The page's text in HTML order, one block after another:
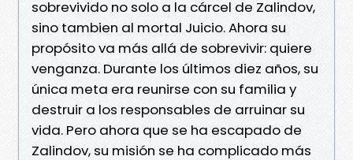
sobrevivido no solo a la cárcel de Zalindov,
sino tambien al mortal Juicio. Ahora su
propósito va más allá de sobrevivir: quiere
venganza. Durante los últimos diez años, su
única meta era reunirse con su familia y
destruir a los responsables de arruinar su
vida. Pero ahora que se ha escapado de
Zalindov, su misión se ha complicado más